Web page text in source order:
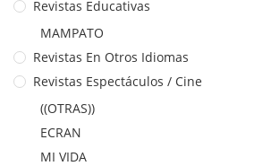
Revistas Educativas
MAMPATO
Revistas En Otros Idiomas
Revistas Espectáculos / Cine
((OTRAS))
ECRAN
MI VIDA